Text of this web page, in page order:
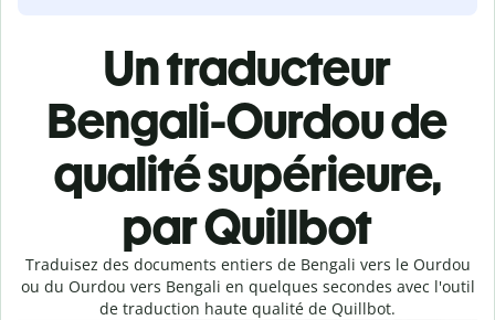
Un traducteur
Bengali-Ourdou de
qualité supérieure,
par Quillbot
Traduisez des documents entiers de Bengali vers le Ourdou
ou du Ourdou vers Bengali en quelques secondes avec l'outil
de traduction haute qualité de Quillbot.